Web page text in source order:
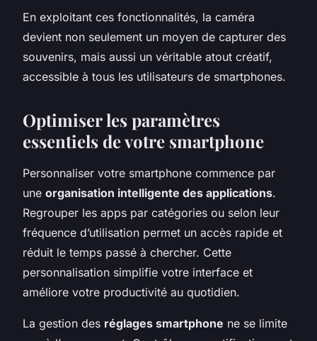
En exploitant ces fonctionnalités, la caméra
devient non seulement un moyen de capturer des
souvenirs, mais aussi un véritable atout créatif,
accessible à tous les utilisateurs de smartphones.
Optimiser les paramètres
essentiels de votre smartphone
Personnaliser votre smartphone commence par
une organisation intelligente des applications.
Regrouper les apps par catégories ou selon leur
fréquence d’utilisation permet un accès rapide et
réduit le temps passé à chercher. Cette
personnalisation simplifie votre interface et
améliore votre productivité au quotidien.
La gestion des réglages smartphone ne se limite